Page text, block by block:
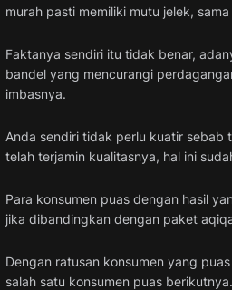
murah pasti memiliki mutu jelek,
Faktanya sendiri itu tidak benar,
bandel yang mencurangi
imbasnya.
Anda sendiri tidak perlu kuatir
telah terjamin kualitasnya, hal ini
Para konsumen puas dengan hasil
jika dibandingkan dengan paket
Dengan ratusan konsumen yang
salah satu konsumen puas berikutnya.